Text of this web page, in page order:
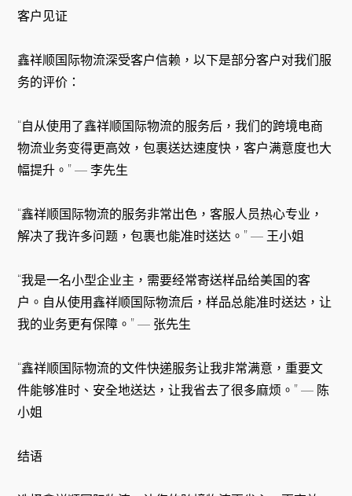
客户见证
鑫祥顺国际物流深受客户信赖，以下是部分客户对我们服
务的评价：
“自从使用了鑫祥顺国际物流的服务后，我们的跨境电商
物流业务变得更高效，包裹送达速度快，客户满意度也大
幅提升。” — 李先生
“鑫祥顺国际物流的服务非常出色，客服人员热心专业，
解决了我许多问题，包裹也能准时送达。” — 王小姐
“我是一名小型企业主，需要经常寄送样品给美国的客
户。自从使用鑫祥顺国际物流后，样品总能准时送达，让
我的业务更有保障。” — 张先生
“鑫祥顺国际物流的文件快递服务让我非常满意，重要文
件能够准时、安全地送达，让我省去了很多麻烦。” — 陈
小姐
结语